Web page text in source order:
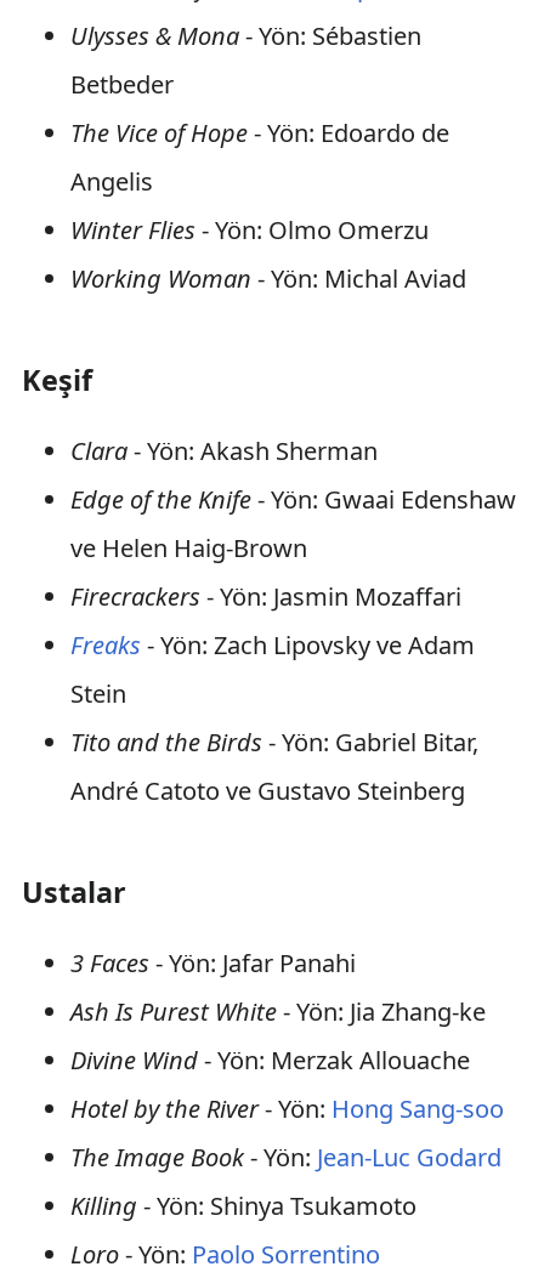
Ulysses & Mona- Yön: Sébastien
Betbeder
The Vice of Hope- Yön: Edoardo de
Angelis
Winter Flies - Yön: Olmo Omerzu
Working Woman - Yön: Michal Aviad
Keşif
Clara- Yön: Akash Sherman
Edge of the Knife- Yön: Gwaai Edenshaw
ve Helen Haig-Brown
Firecrackers - Yön: Jasmin Mozaffari
Freaks - Yön: Zach Lipovsky ve Adam
Stein
Tito and the Birds - Yön: Gabriel Bitar,
André Catoto ve Gustavo Steinberg
Ustalar
3 Faces - Yön: Jafar Panahi
Ash Is Purest White- Yön: Jia Zhang-ke
Divine Wind- Yön: Merzak Allouache
Hotel by the River- Yön: Hong Sang-soo
The Image Book- Yön: Jean-Luc Godard
Killing - Yön: Shinya Tsukamoto
Loro- Yön: Paolo Sorrentino